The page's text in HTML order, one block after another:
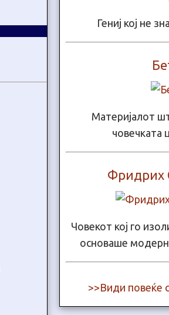
Гениј кој не
Материјалот
човечката
Фридрих
Човекот кој го
основаше
>>Види повеќе